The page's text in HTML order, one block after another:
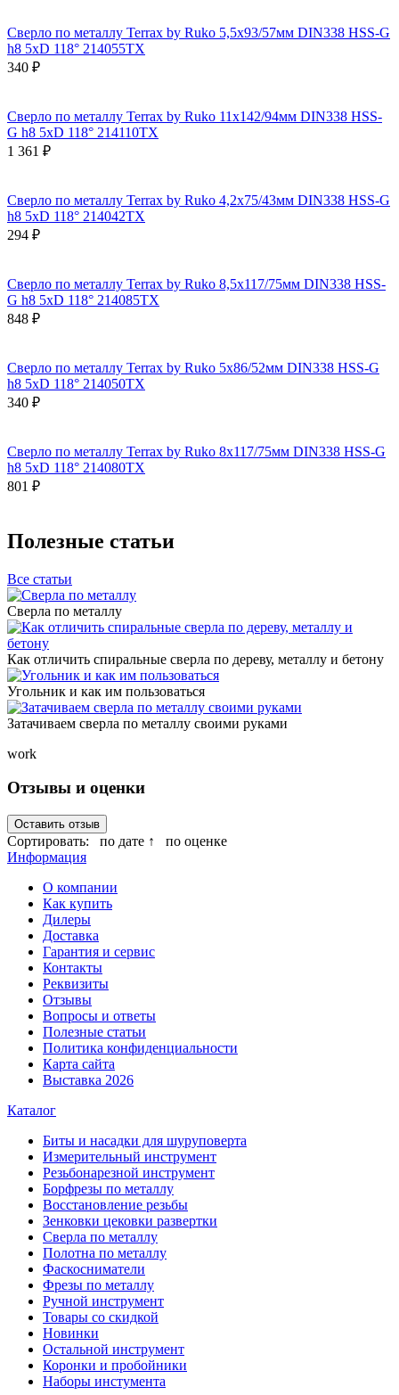
Сверло по металлу Terrax by Ruko 5,5x93/57мм DIN338 HSS-G
h8 5xD 118° 214055TX
340 ₽
Сверло по металлу Terrax by Ruko 11x142/94мм DIN338 HSS-
G h8 5xD 118° 214110TX
1 361 ₽
Сверло по металлу Terrax by Ruko 4,2x75/43мм DIN338 HSS-G
h8 5xD 118° 214042TX
294 ₽
Сверло по металлу Terrax by Ruko 8,5x117/75мм DIN338 HSS-
G h8 5xD 118° 214085TX
848 ₽
Сверло по металлу Terrax by Ruko 5x86/52мм DIN338 HSS-G
h8 5xD 118° 214050TX
340 ₽
Сверло по металлу Terrax by Ruko 8x117/75мм DIN338 HSS-G
h8 5xD 118° 214080TX
801 ₽
Полезные статьи
Все статьи
Сверла по металлу
Как отличить спиральные сверла по дереву, металлу и бетону
Угольник и как им пользоваться
Затачиваем сверла по металлу своими руками
work
Отзывы и оценки
Оставить отзыв
Сортировать: по дате ↑
по оценке
Информация
О компании
Как купить
Дилеры
Доставка
Гарантия и сервис
Контакты
Реквизиты
Отзывы
Вопросы и ответы
Полезные статьи
Политика конфиденциальности
Карта сайта
Выставка 2026
Каталог
Биты и насадки для шуруповерта
Измерительный инструмент
Резьбонарезной инструмент
Борфрезы по металлу
Восстановление резьбы
Зенковки цековки развертки
Сверла по металлу
Полотна по металлу
Фаскосниматели
Фрезы по металлу
Ручной инструмент
Товары со скидкой
Новинки
Остальной инструмент
Коронки и пробойники
Наборы инстумента